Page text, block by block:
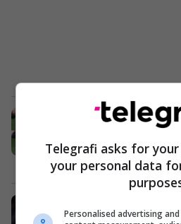
Jamie Vardy
me gjestin
gjyqtarit të
Premier League
portierin
Telegrafi asks for
your personal data
Personalised advertising